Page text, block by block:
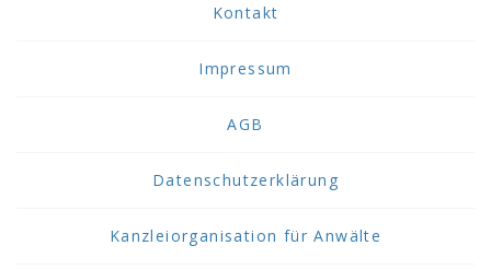
Kontakt
Impressum
AGB
Datenschutzerklärung
Kanzleiorganisation für Anwälte